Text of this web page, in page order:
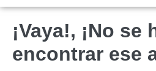
¡Vaya!, ¡No se
encontrar ese